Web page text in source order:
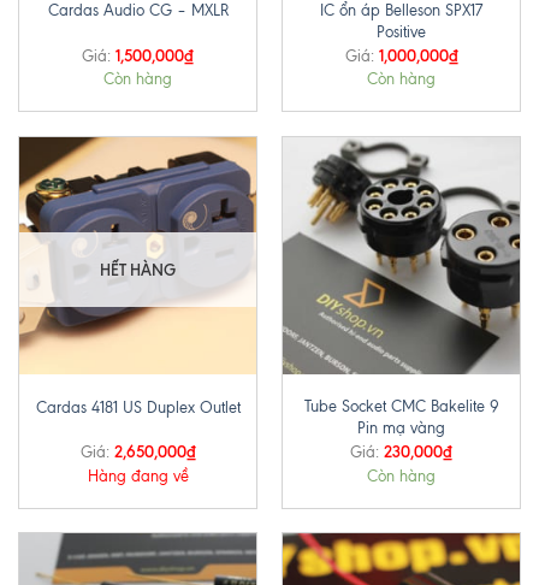
Cardas Audio CG – MXLR
Giá: 1,500,000₫
Còn hàng
IC ổn áp Belleson SPX17
Positive
Giá: 1,000,000₫
Còn hàng
HẾT HÀNG
Cardas 4181 US Duplex Outlet
Giá: 2,650,000₫
Hàng đang về
Tube Socket CMC Bakelite 9
Pin mạ vàng
Giá: 230,000₫
Còn hàng